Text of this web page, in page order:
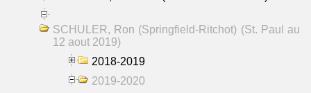
SCHULER, Ron (Springfield-Ritchot) (St. Paul au
12 aout 2019)
2018-2019
2019-2020